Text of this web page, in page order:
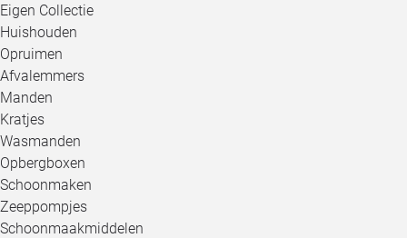
Eigen Collectie
Huishouden
Opruimen
Afvalemmers
Manden
Kratjes
Wasmanden
Opbergboxen
Schoonmaken
Zeeppompjes
Schoonmaakmiddelen